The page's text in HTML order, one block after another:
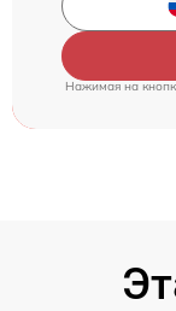
Нажимая на